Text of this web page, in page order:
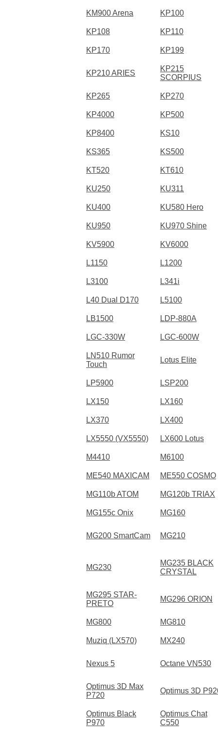
KM900 Arena KP100
KP108 KP110
KP170 KP199
KP210 ARIES
KP215
SCORPIUS
KP265 KP270
KP4000 KP500
KP8400 KS10
KS365 KS500
KT520 KT610
KU250 KU311
KU400 KU580 Hero
KU950 KU970 Shine
KV5900 KV6000
L1150 L1200
L3100 L341i
L40 Dual D170 L5100
LB1500 LDP-880A
LGC-330W LGC-600W
LN510 Rumor
Touch
Lotus Elite
LP5900 LSP200
LX150 LX160
LX370 LX400
LX5550 (VX5550) LX600 Lotus
M4410 M6100
ME540 MAXICAM ME550 COSMO
MG110b ATOM MG120b TRIAX
MG155c Onix MG160
MG200 SmartCam MG210
MG230
MG235 BLACK
CRYSTAL
MG295 STAR-
PRETO
MG296 ORION
MG800 MG810
Muziq (LX570) MX240
Nexus 5 Octane VN530
Optimus 3D Max
P720
Optimus 3D
Optimus Black
P970
Optimus Chat
C550